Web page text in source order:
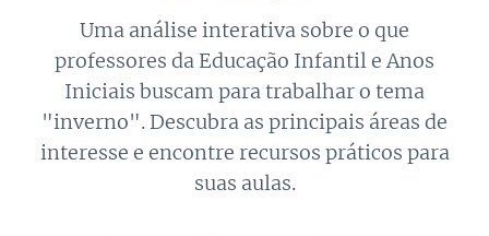
Uma análise interativa sobre o que
professores da Educação Infantil e Anos
Iniciais buscam para trabalhar o tema
"inverno". Descubra as principais áreas de
interesse e encontre recursos práticos para
suas aulas.